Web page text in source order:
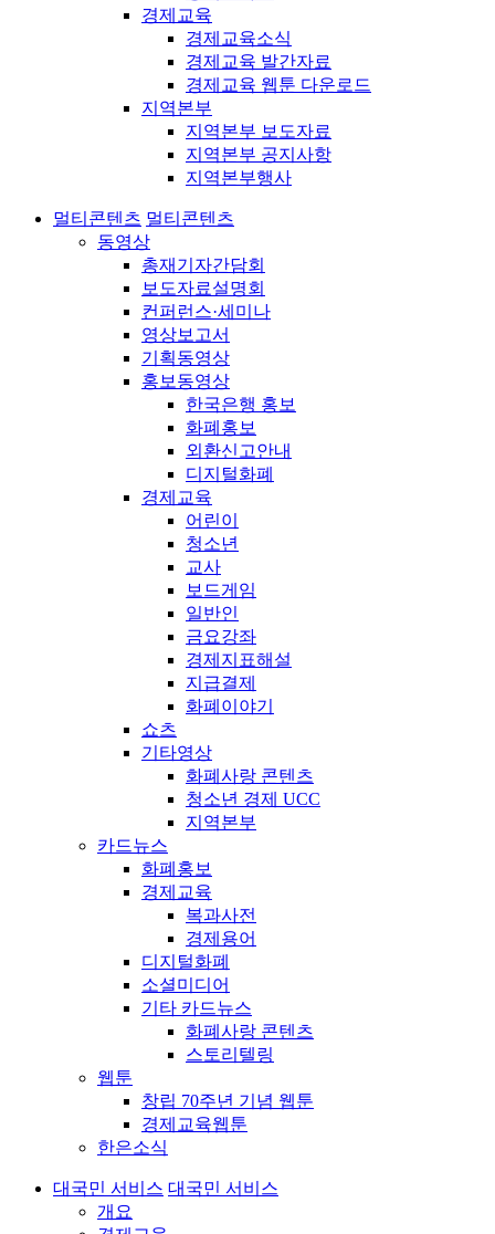
경제교육
경제교육소식
경제교육 발간자료
경제교육 웹툰 다운로드
지역본부
지역본부 보도자료
지역본부 공지사항
지역본부행사
멀티콘텐츠 멀티콘텐츠
동영상
총재기자간담회
보도자료설명회
컨퍼런스·세미나
영상보고서
기획동영상
홍보동영상
한국은행 홍보
화폐홍보
외환신고안내
디지털화폐
경제교육
어린이
청소년
교사
보드게임
일반인
금요강좌
경제지표해설
지급결제
화폐이야기
쇼츠
기타영상
화폐사랑 콘텐츠
청소년 경제 UCC
지역본부
카드뉴스
화폐홍보
경제교육
복과사전
경제용어
디지털화폐
소셜미디어
기타 카드뉴스
화폐사랑 콘텐츠
스토리텔링
웹툰
창립 70주년 기념 웹툰
경제교육웹툰
한은소식
대국민 서비스 대국민 서비스
개요